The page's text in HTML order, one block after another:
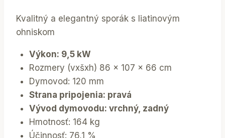
Kvalitný a elegantný sporák s liatinovým
ohniskom
Výkon: 9,5 kW
Rozmery (vxšxh) 86 x 107 x 66 cm
Dymovod: 120 mm
Strana pripojenia: pravá
Vývod dymovodu: vrchný, zadný
Hmotnosť: 164 kg
Účinnosť: 76,1 %